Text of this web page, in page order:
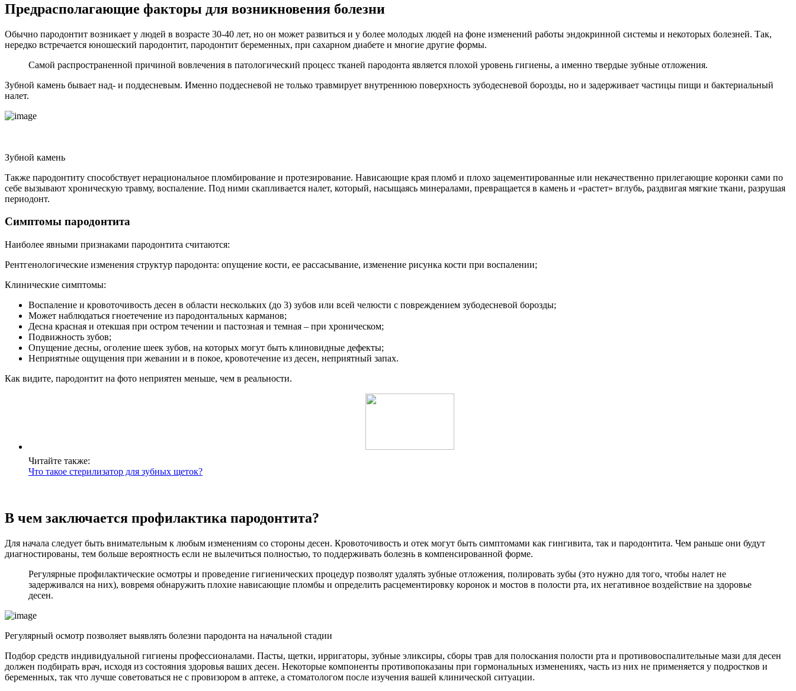
Предрасполагающие факторы для возникновения болезни
Обычно пародонтит возникает у людей в возрасте 30-40 лет, но он может развиться и у более молодых людей на фоне изменений работы эндокринной системы и некоторых болезней. Так,
нередко встречается юношеский пародонтит, пародонтит беременных, при сахарном диабете и многие другие формы.
Самой распространенной причиной вовлечения в патологический процесс тканей пародонта является плохой уровень гигиены, а именно твердые зубные отложения.
Зубной камень бывает над- и поддесневым. Именно поддесневой не только травмирует внутреннюю поверхность зубодесневой борозды, но и задерживает частицы пищи и бактериальный
налет.
Зубной камень
Также пародонтиту способствует нерациональное пломбирование и протезирование. Нависающие края пломб и плохо зацементированные или некачественно прилегающие коронки сами по
себе вызывают хроническую травму, воспаление. Под ними скапливается налет, который, насыщаясь минералами, превращается в камень и «растет» вглубь, раздвигая мягкие ткани, разрушая
периодонт.
Симптомы пародонтита
Наиболее явными признаками пародонтита считаются:
Рентгенологические изменения структур пародонта: опущение кости, ее рассасывание, изменение рисунка кости при воспалении;
Клинические симптомы:
Воспаление и кровоточивость десен в области нескольких (до 3) зубов или всей челюсти с повреждением зубодесневой борозды;
Может наблюдаться гноетечение из пародонтальных карманов;
Десна красная и отекшая при остром течении и пастозная и темная – при хроническом;
Подвижность зубов;
Опущение десны, оголение шеек зубов, на которых могут быть клиновидные дефекты;
Неприятные ощущения при жевании и в покое, кровотечение из десен, неприятный запах.
Как видите, пародонтит на фото неприятен меньше, чем в реальности.
Читайте также:
Что такое стерилизатор для зубных щеток?
В чем заключается профилактика пародонтита?
Для начала следует быть внимательным к любым изменениям со стороны десен. Кровоточивость и отек могут быть симптомами как гингивита, так и пародонтита. Чем раньше они будут
диагностированы, тем больше вероятность если не вылечиться полностью, то поддерживать болезнь в компенсированной форме.
Регулярные профилактические осмотры и проведение гигиенических процедур позволят удалять зубные отложения, полировать зубы (это нужно для того, чтобы налет не
задерживался на них), вовремя обнаружить плохие нависающие пломбы и определить расцементировку коронок и мостов в полости рта, их негативное воздействие на здоровье
десен.
Регулярный осмотр позволяет выявлять болезни пародонта на начальной стадии
Подбор средств индивидуальной гигиены профессионалами. Пасты, щетки, ирригаторы, зубные эликсиры, сборы трав для полоскания полости рта и противовоспалительные мази для десен
должен подбирать врач, исходя из состояния здоровья ваших десен. Некоторые компоненты противопоказаны при гормональных изменениях, часть из них не применяется у подростков и
беременных, так что лучше советоваться не с провизором в аптеке, а стоматологом после изучения вашей клинической ситуации.